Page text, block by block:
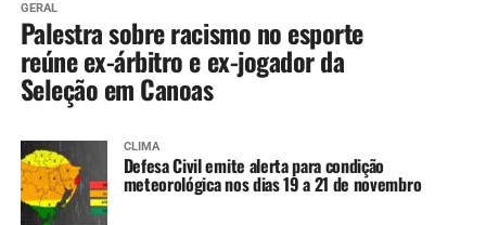
GERAL
Palestra sobre racismo no esporte
reúne ex-árbitro e ex-jogador da
Seleção em Canoas
CLIMA
Defesa Civil emite alerta para condição
meteorológica nos dias 19 a 21 de novembro